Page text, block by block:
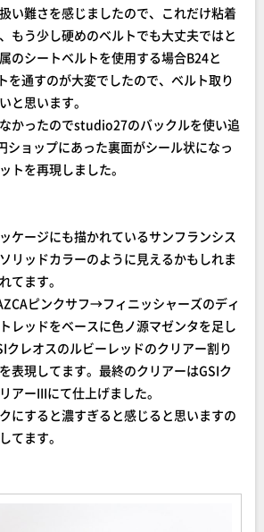
い難さを感じましたので、これだけ粘着
もう少し硬めのベルトでも大丈夫ではと
のシートベルトを使用する場合B24と
を通すのが大変でしたので、ベルト取り
と思います。
かったのでstudio27のバックルを使い追
ショップにあった裏面がシール状になっ
トを再現しました。
ケージにも描かれているサンフランシス
リッドカラーのように見えるかもしれま
てます。
ピンクサフ→フィニッシャーズのディ
レッドをベースに色ノ源マゼンタを足し
クレオスのルビーレッドのクリアー割り
表現してます。最終のクリアーはGSIク
アーIIIにて仕上げました。
にすると濃すぎると感じると思いますの
てます。